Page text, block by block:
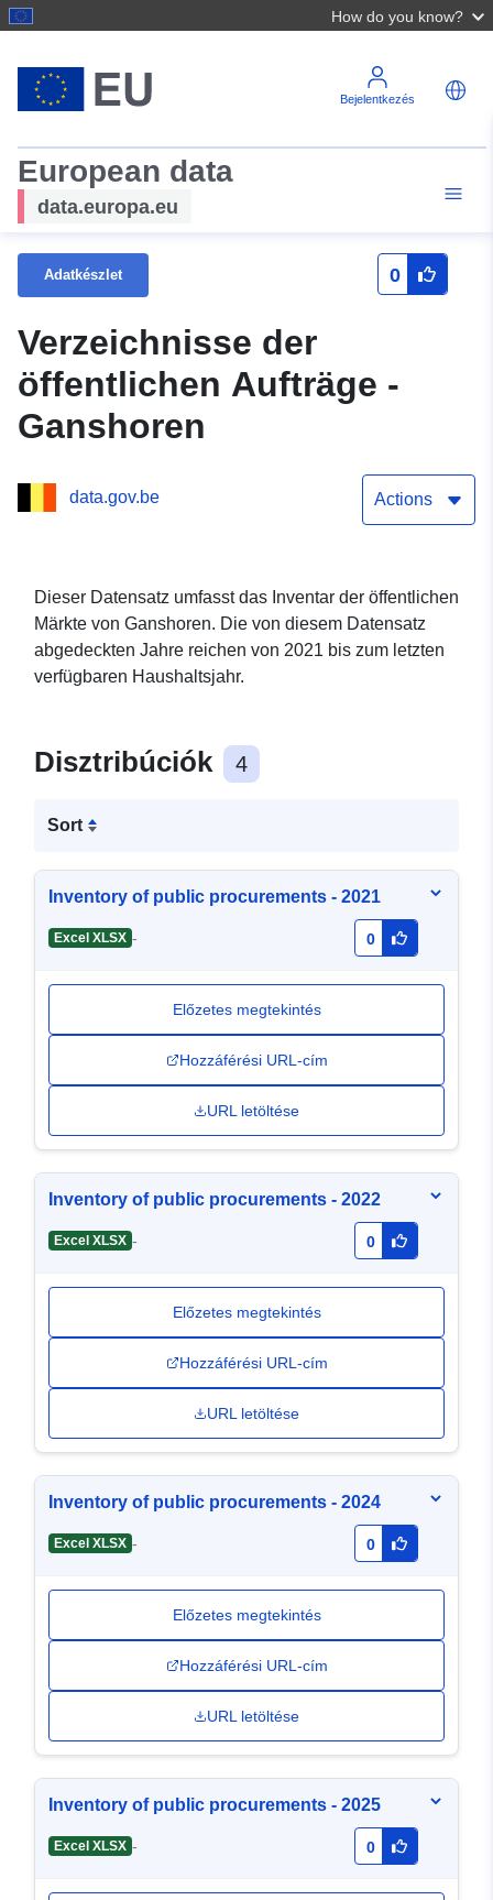
How do you know?
Bejelentkezés
European data
data.europa.eu
Adatkészlet 0
Verzeichnisse der
öffentlichen Aufträge -
Ganshoren
data.gov.be Actions
Dieser Datensatz umfasst das Inventar der öffentlichen
Märkte von Ganshoren. Die von diesem Datensatz
abgedeckten Jahre reichen von 2021 bis zum letzten
verfügbaren Haushaltsjahr.
Disztribúciók 4
Sort
Inventory of public procurements - 2021
Excel XLSX - 0
Előzetes megtekintés
Hozzáférési URL-cím
URL letöltése
Inventory of public procurements - 2022
Excel XLSX - 0
Előzetes megtekintés
Hozzáférési URL-cím
URL letöltése
Inventory of public procurements - 2024
Excel XLSX - 0
Előzetes megtekintés
Hozzáférési URL-cím
URL letöltése
Inventory of public procurements - 2025
Excel XLSX - 0